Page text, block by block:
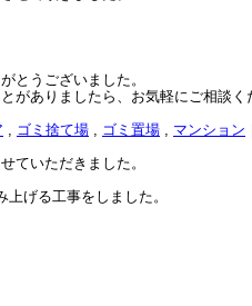
とうございました。
がありましたら、お気軽にご相談く
, ゴミ捨て場 , ゴミ置場 , マンション
ていただきました。
げる工事をしました。